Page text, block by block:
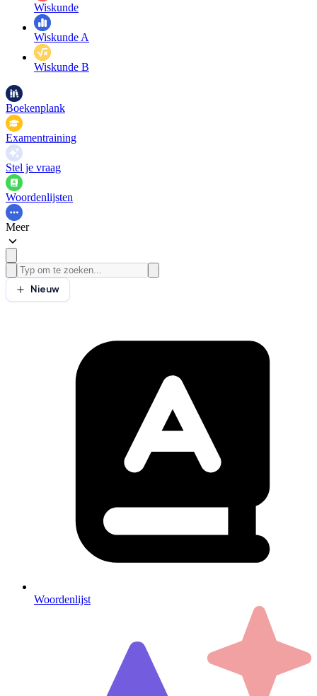
Wiskunde
Wiskunde A
Wiskunde B
Boekenplank
Examentraining
Stel je vraag
Woordenlijsten
Meer
Nieuw
Woordenlijst